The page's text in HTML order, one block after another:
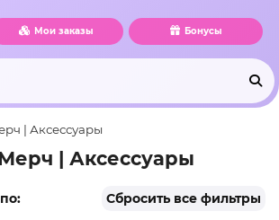
Мои заказы Бонусы
| Аксессуары
| Аксессуары
Сбросить все фильтры